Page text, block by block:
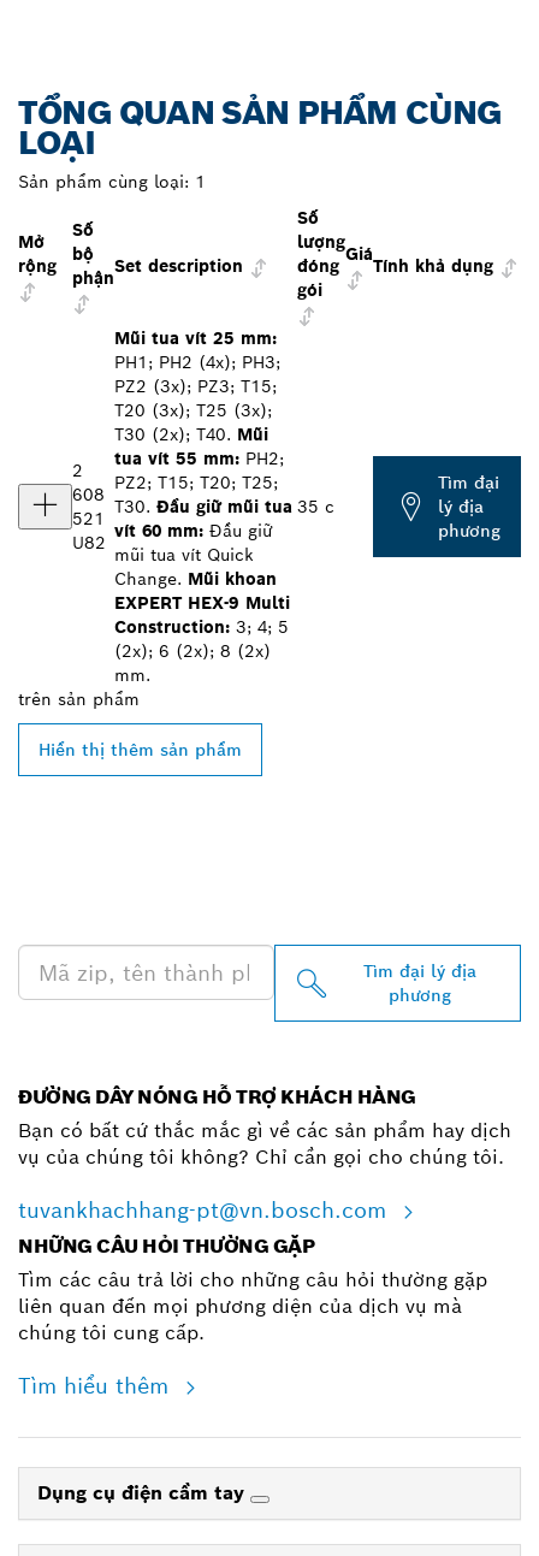
TỔNG QUAN SẢN PHẨM CÙNG
LOẠI
Sản phẩm cùng loại: 1
Mở
rộng
Số
bộ
phận
Set description
Số
lượng
đóng
gói
Giá
Tính khả dụng
2
608
521
U82
Mũi tua vít 25 mm:
PH1; PH2 (4x); PH3;
PZ2 (3x); PZ3; T15;
T20 (3x); T25 (3x);
T30 (2x); T40. Mũi
tua vít 55 mm: PH2;
PZ2; T15; T20; T25;
T30. Đầu giữ mũi tua
vít 60 mm: Đầu giữ
mũi tua vít Quick
Change. Mũi khoan
EXPERT HEX-9 Multi
Construction: 3; 4; 5
(2x); 6 (2x); 8 (2x)
mm.
35 c
Tìm đại
lý địa
phương
trên sản phẩm
Hiển thị thêm sản phẩm
Tìm đại lý địa
phương
ĐƯỜNG DÂY NÓNG HỖ TRỢ KHÁCH HÀNG
Bạn có bất cứ thắc mắc gì về các sản phẩm hay dịch
vụ của chúng tôi không? Chỉ cần gọi cho chúng tôi.
tuvankhachhang-pt@vn.bosch.com
NHỮNG CÂU HỎI THƯỜNG GẶP
Tìm các câu trả lời cho những câu hỏi thường gặp
liên quan đến mọi phương diện của dịch vụ mà
chúng tôi cung cấp.
Tìm hiểu thêm
Dụng cụ điện cầm tay